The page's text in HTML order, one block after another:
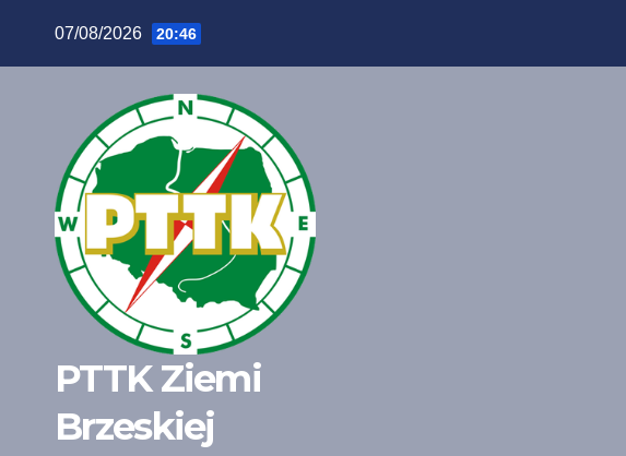
07/08/2026 20:46
PTTK Ziemi
Brzeskiej